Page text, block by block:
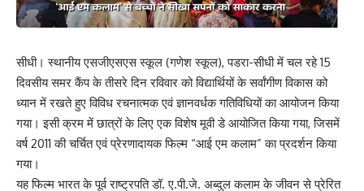
सीधी। स्थानीयएसजीएसएस स्कूल (गणेश स्कूल), पडरा-सीधीमें चल रहे 15
दिवसीय समर कैंप के तीसरे दिन रविवार को विद्यार्थियों के सर्वांगीण विकास को
ध्यान में रखते हुए विविध रचनात्मक एवं ज्ञानवर्धक गतिविधियों का आयोजन किया
गया। इसी क्रम में छात्रों के लिए एक विशेष मूवी डे आयोजित किया गया, जिसमें
वर्ष 2011 की चर्चित एवं प्रेरणादायक फिल्म “आई एम कलाम” का प्रदर्शन किया
गया।
यह फिल्म भारत केपूर्व राष्ट्रपति डॉ. ए.पी.जे. अब्दुल कलामके जीवन से प्रेरित